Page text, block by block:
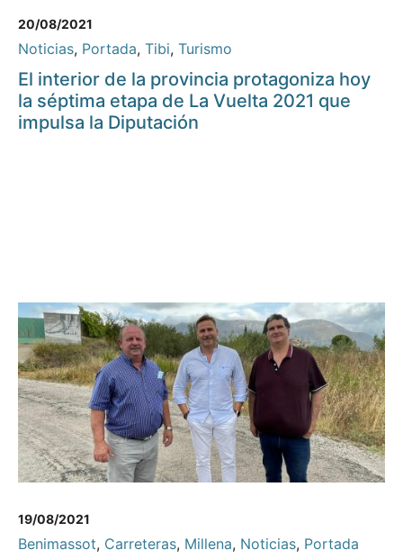
20/08/2021
Noticias, Portada, Tibi, Turismo
El interior de la provincia protagoniza hoy
la séptima etapa de La Vuelta 2021 que
impulsa la Diputación
19/08/2021
Benimassot, Carreteras, Millena, Noticias, Portada